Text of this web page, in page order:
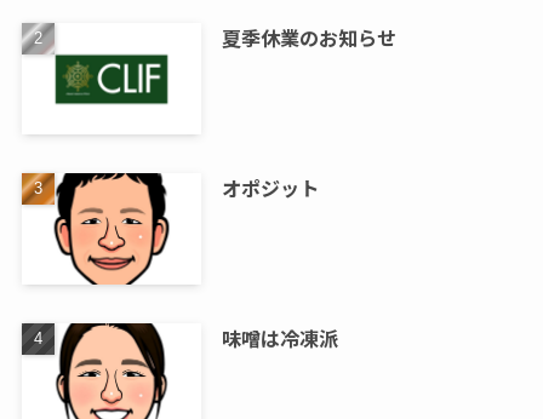
夏季休業のお知らせ
オポジット
味噌は冷凍派